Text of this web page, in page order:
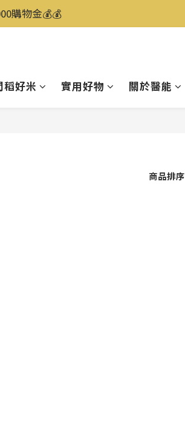
購物金💰️💰️
稻好米 實用好物 關於醫能
商品排序